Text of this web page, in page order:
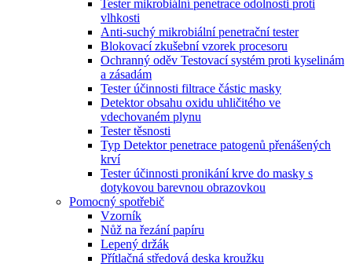
Tester mikrobiální penetrace odolnosti proti
vlhkosti
Anti-suchý mikrobiální penetrační tester
Blokovací zkušební vzorek procesoru
Ochranný oděv Testovací systém proti kyselinám
a zásadám
Tester účinnosti filtrace částic masky
Detektor obsahu oxidu uhličitého ve
vdechovaném plynu
Tester těsnosti
Typ Detektor penetrace patogenů přenášených
krví
Tester účinnosti pronikání krve do masky s
dotykovou barevnou obrazovkou
Pomocný spotřebič
Vzorník
Nůž na řezání papíru
Lepený držák
Přítlačná středová deska kroužku